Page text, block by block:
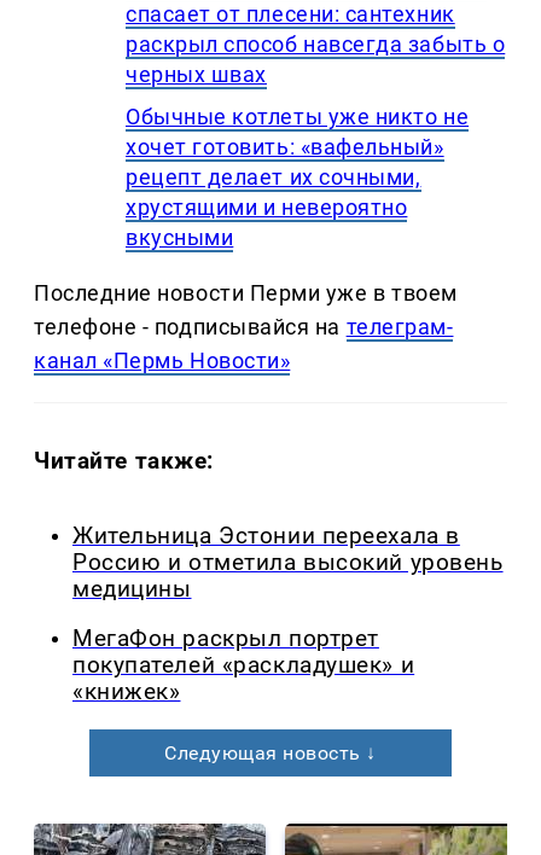
спасает от плесени: сантехник
раскрыл способ навсегда забыть о
черных швах
Обычные котлеты уже никто не
хочет готовить: «вафельный»
рецепт делает их сочными,
хрустящими и невероятно
вкусными
Последние новости Перми уже в твоем
телефоне - подписывайся на телеграм-
канал «Пермь Новости»
Читайте также:
Жительница Эстонии переехала в
Россию и отметила высокий уровень
медицины
МегаФон раскрыл портрет
покупателей «раскладушек» и
«книжек»
Следующая новость ↓